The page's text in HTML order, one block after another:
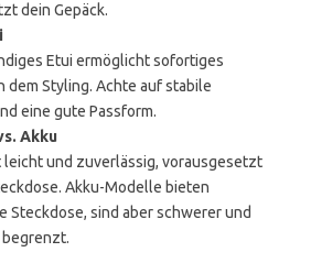
dein Gepäck.
Etui ermöglicht sofortiges
dem Styling. Achte auf stabile
eine gute Passform.
Akku
und zuverlässig, vorausgesetzt
Akku-Modelle bieten
Steckdose, sind aber schwerer und